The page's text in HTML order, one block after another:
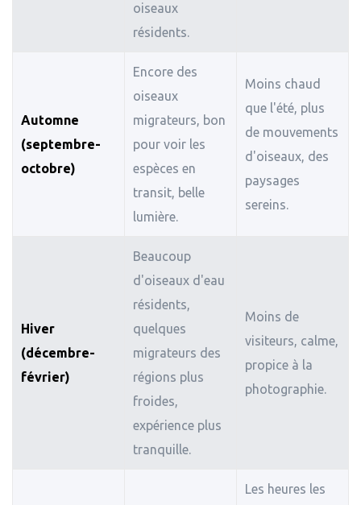
oiseaux
résidents.
Automne
(septembre-
octobre)
Encore des
oiseaux
migrateurs, bon
pour voir les
espèces en
transit, belle
lumière.
Moins chaud
que l'été, plus
de mouvements
d'oiseaux, des
paysages
sereins.
Hiver
(décembre-
février)
Beaucoup
d'oiseaux d'eau
résidents,
quelques
migrateurs des
régions plus
froides,
expérience plus
tranquille.
Moins de
visiteurs, calme,
propice à la
photographie.
Les heures les